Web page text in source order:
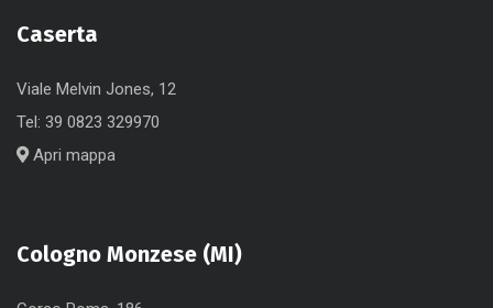
Caserta
Viale Melvin Jones, 12
Tel: 39 0823 329970
Apri mappa
Cologno Monzese (MI)